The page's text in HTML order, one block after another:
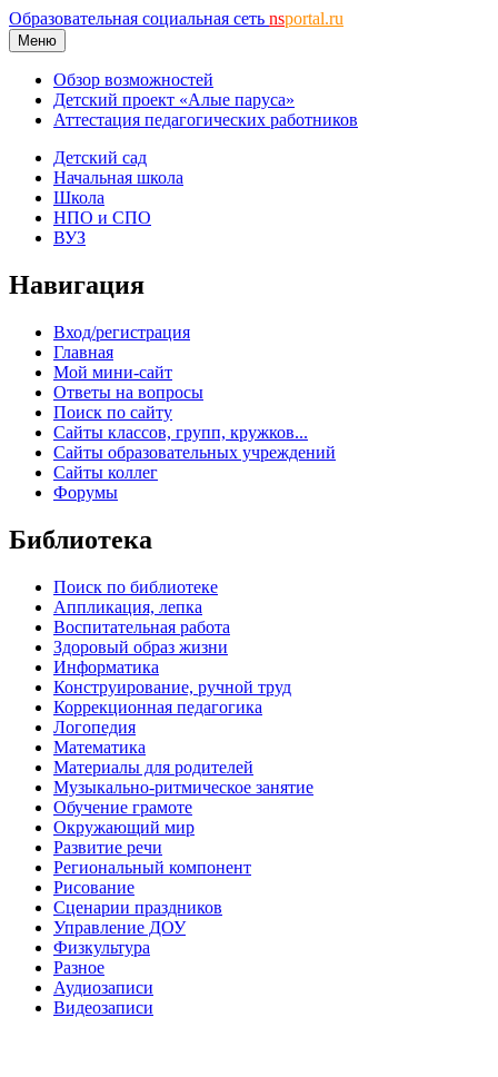
Образовательная социальная сеть nsportal.ru
Меню
Обзор возможностей
Детский проект «Алые паруса»
Аттестация педагогических работников
Детский сад
Начальная школа
Школа
НПО и СПО
ВУЗ
Навигация
Вход/регистрация
Главная
Мой мини-сайт
Ответы на вопросы
Поиск по сайту
Сайты классов, групп, кружков...
Сайты образовательных учреждений
Сайты коллег
Форумы
Библиотека
Поиск по библиотеке
Аппликация, лепка
Воспитательная работа
Здоровый образ жизни
Информатика
Конструирование, ручной труд
Коррекционная педагогика
Логопедия
Математика
Материалы для родителей
Музыкально-ритмическое занятие
Обучение грамоте
Окружающий мир
Развитие речи
Региональный компонент
Рисование
Сценарии праздников
Управление ДОУ
Физкультура
Разное
Аудиозаписи
Видеозаписи